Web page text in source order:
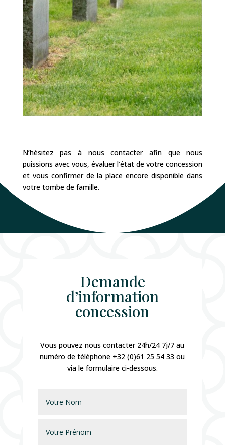
N’hésitez pas à nous contacter afin que nous
puissions avec vous, évaluer l’état de votre concession
et vous confirmer de la place encore disponible dans
votre tombe de famille.
Demande
d’information
concession
Vous pouvez nous contacter 24h/24 7j/7 au
numéro de téléphone +32 (0)61 25 54 33 ou
via le formulaire ci-dessous.